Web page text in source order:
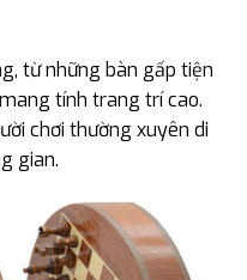
từ những bàn gấp tiện
tính trang trí cao.
chơi thường xuyên di
gian.